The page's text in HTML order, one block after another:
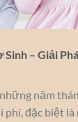
– Giải
năm
đặc biệt là